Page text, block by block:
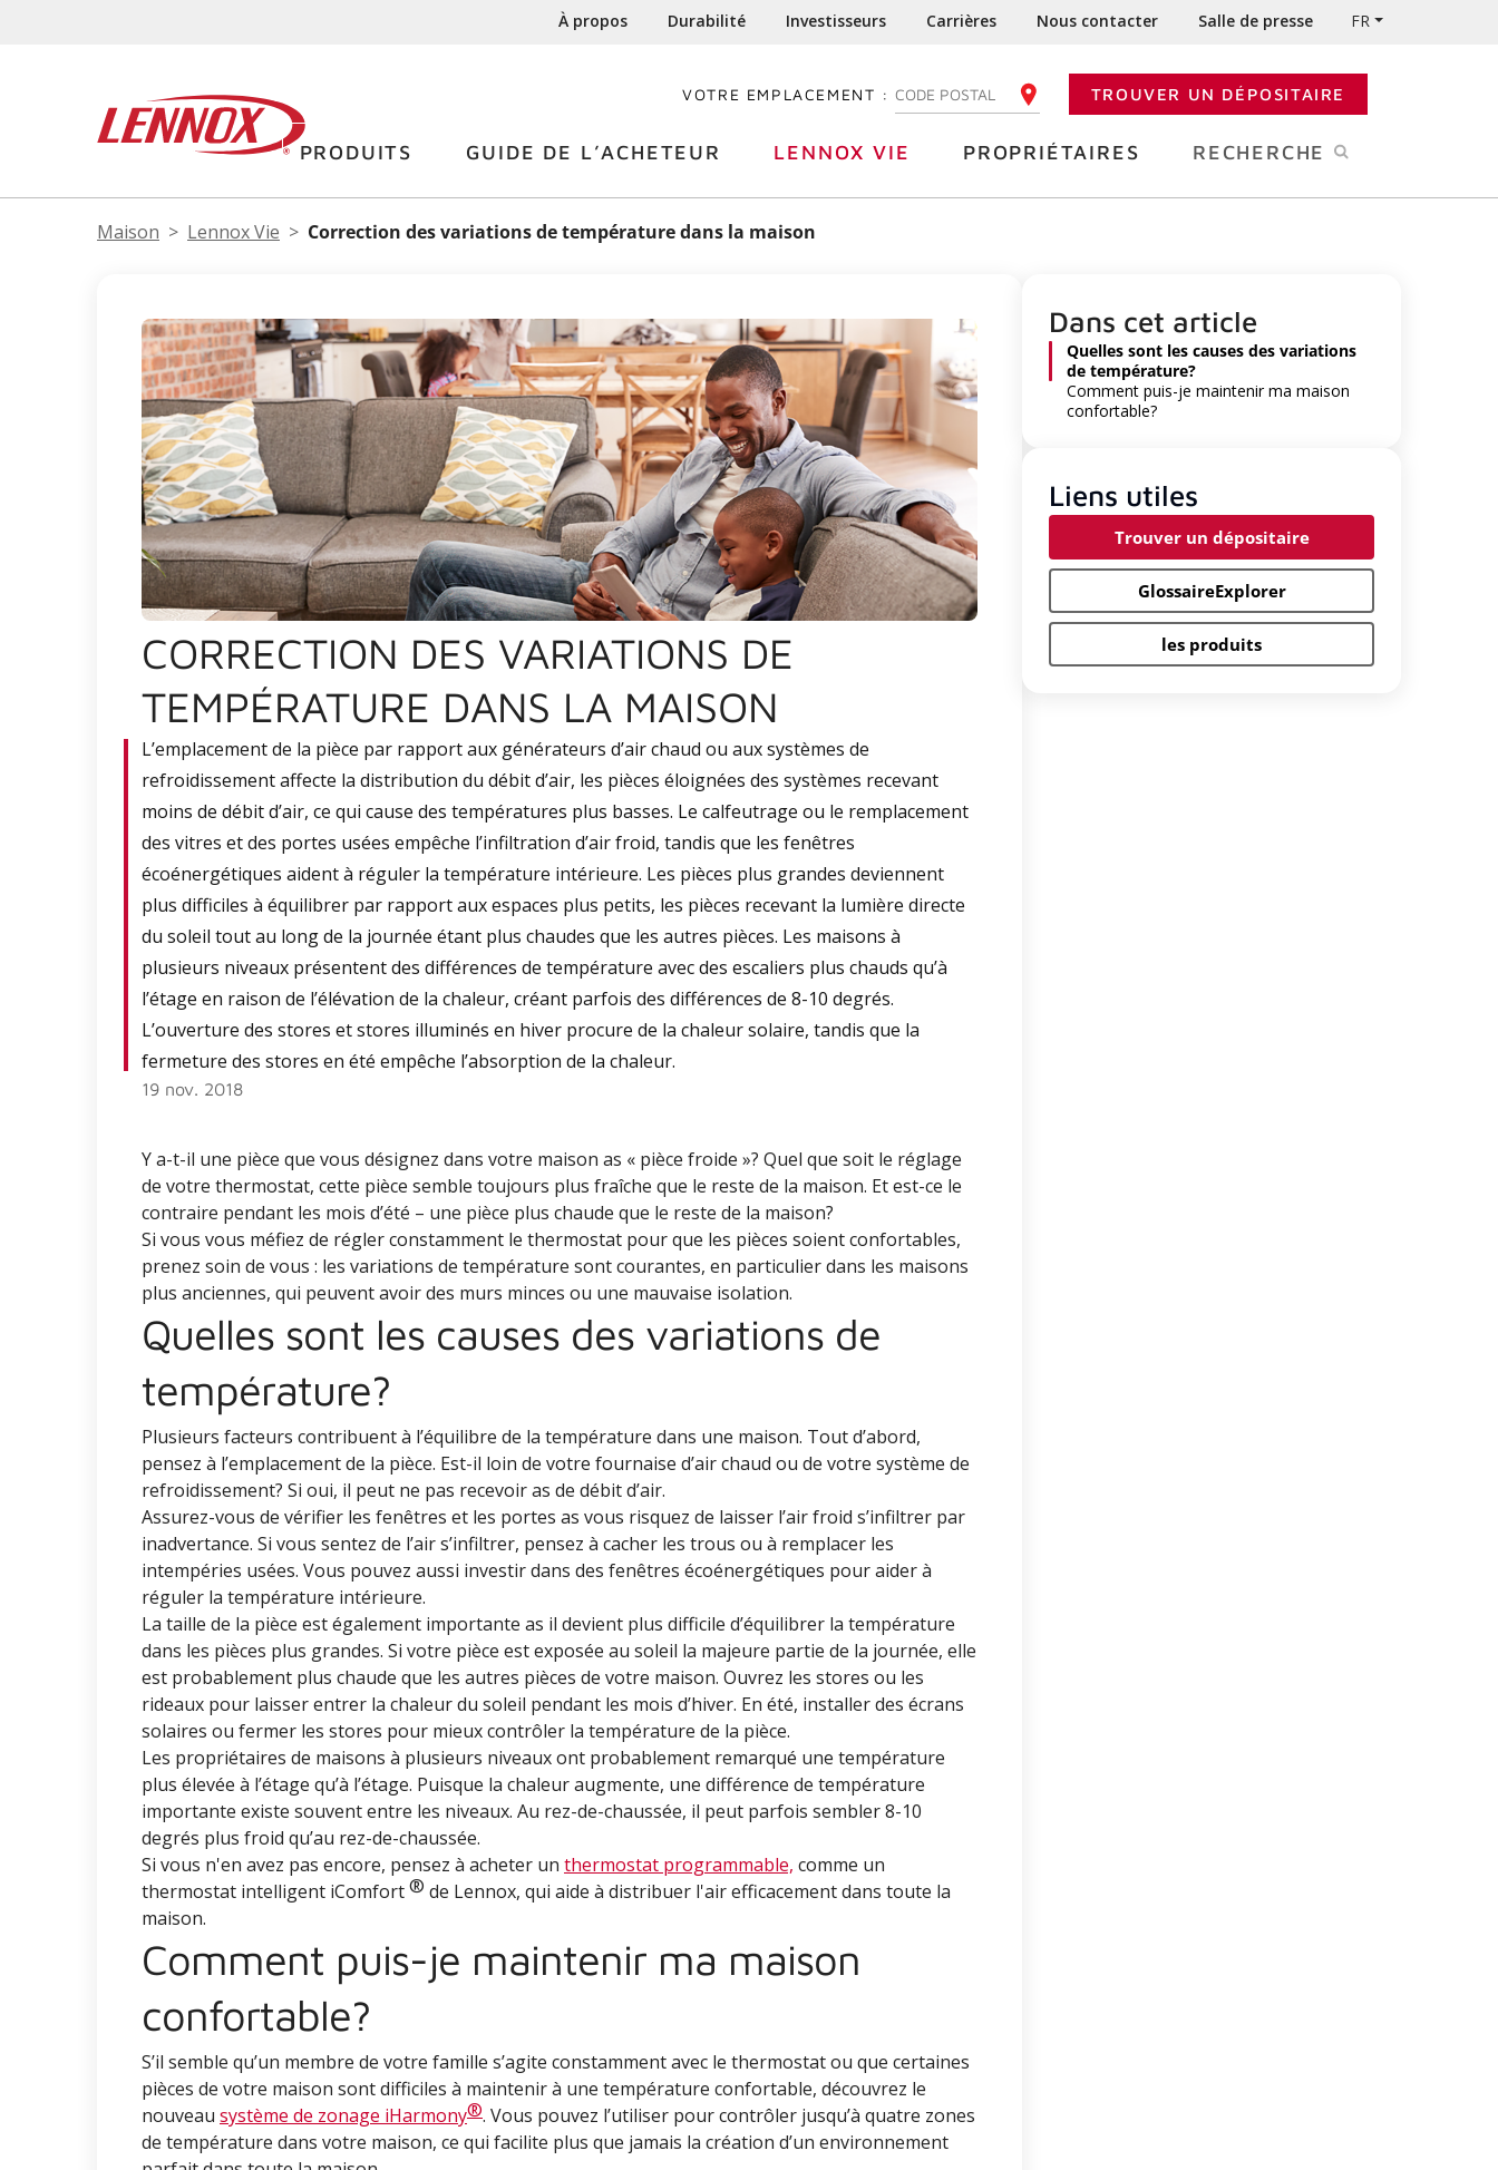
À propos Durabilité Investisseurs Carrières Nous contacter Salle de presse FR
VOTRE EMPLACEMENT : ENTREZ VOTRE CODE POSTALTROUVER UN DÉPOSITAIRE
PRODUITS GUIDE DE L’ACHETEUR LENNOX VIE PROPRIÉTAIRES RECHERCHE
Maison Lennox Vie Correction des variations de température dans la maison
CORRECTION DES VARIATIONS DE
TEMPÉRATURE DANS LA MAISON
L’emplacement de la pièce par rapport aux générateurs d’air chaud ou aux systèmes de
refroidissement affecte la distribution du débit d’air, les pièces éloignées des systèmes recevant
moins de débit d’air, ce qui cause des températures plus basses. Le calfeutrage ou le remplacement
des vitres et des portes usées empêche l’infiltration d’air froid, tandis que les fenêtres
écoénergétiques aident à réguler la température intérieure. Les pièces plus grandes deviennent
plus difficiles à équilibrer par rapport aux espaces plus petits, les pièces recevant la lumière directe
du soleil tout au long de la journée étant plus chaudes que les autres pièces. Les maisons à
plusieurs niveaux présentent des différences de température avec des escaliers plus chauds qu’à
l’étage en raison de l’élévation de la chaleur, créant parfois des différences de 8-10 degrés.
L’ouverture des stores et stores illuminés en hiver procure de la chaleur solaire, tandis que la
fermeture des stores en été empêche l’absorption de la chaleur.
19 nov. 2018
Y a-t-il une pièce que vous désignez dans votre maison as « pièce froide »? Quel que soit le réglage
de votre thermostat, cette pièce semble toujours plus fraîche que le reste de la maison. Et est-ce le
contraire pendant les mois d’été – une pièce plus chaude que le reste de la maison?
Si vous vous méfiez de régler constamment le thermostat pour que les pièces soient confortables,
prenez soin de vous : les variations de température sont courantes, en particulier dans les maisons
plus anciennes, qui peuvent avoir des murs minces ou une mauvaise isolation.
Quelles sont les causes des variations de
température?
Plusieurs facteurs contribuent à l’équilibre de la température dans une maison. Tout d’abord,
pensez à l’emplacement de la pièce. Est-il loin de votre fournaise d’air chaud ou de votre système de
refroidissement? Si oui, il peut ne pas recevoir as de débit d’air.
Assurez-vous de vérifier les fenêtres et les portes as vous risquez de laisser l’air froid s’infiltrer par
inadvertance. Si vous sentez de l’air s’infiltrer, pensez à cacher les trous ou à remplacer les
intempéries usées. Vous pouvez aussi investir dans des fenêtres écoénergétiques pour aider à
réguler la température intérieure.
La taille de la pièce est également importante as il devient plus difficile d’équilibrer la température
dans les pièces plus grandes. Si votre pièce est exposée au soleil la majeure partie de la journée, elle
est probablement plus chaude que les autres pièces de votre maison. Ouvrez les stores ou les
rideaux pour laisser entrer la chaleur du soleil pendant les mois d’hiver. En été, installer des écrans
solaires ou fermer les stores pour mieux contrôler la température de la pièce.
Les propriétaires de maisons à plusieurs niveaux ont probablement remarqué une température
plus élevée à l’étage qu’à l’étage. Puisque la chaleur augmente, une différence de température
importante existe souvent entre les niveaux. Au rez-de-chaussée, il peut parfois sembler 8-10
degrés plus froid qu’au rez-de-chaussée.
Si vous n'en avez pas encore, pensez à acheter un thermostat programmable, comme un
thermostat intelligent iComfort® de Lennox, qui aide à distribuer l'air efficacement dans toute la
maison.
Comment puis-je maintenir ma maison
confortable?
S’il semble qu’un membre de votre famille s’agite constamment avec le thermostat ou que certaines
pièces de votre maison sont difficiles à maintenir à une température confortable, découvrez le
nouveau système de zonage iHarmony®. Vous pouvez l’utiliser pour contrôler jusqu’à quatre zones
de température dans votre maison, ce qui facilite plus que jamais la création d’un environnement
Dans cet article
Quelles sont les causes des variations
de température?
Comment puis-je maintenir ma maison
confortable?
Liens utiles
Trouver un dépositaire
GlossaireExplorer
les produits